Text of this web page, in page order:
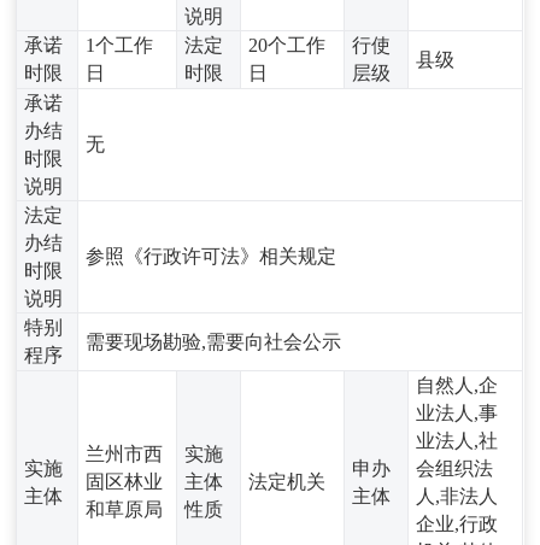
说明
承诺
时限
1个工作
日
法定
时限
20个工作
日
行使
层级
县级
承诺
办结
时限
说明
无
法定
办结
时限
说明
参照《行政许可法》相关规定
特别
程序
需要现场勘验,需要向社会公示
实施
主体
兰州市西
固区林业
和草原局
实施
主体
性质
法定机关
申办
主体
自然人,企
业法人,事
业法人,社
会组织法
人,非法人
企业,行政